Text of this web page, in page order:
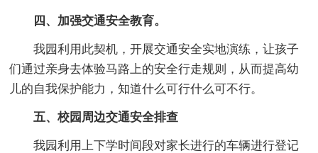
四、加强交通安全教育。
我园利用此契机，开展交通安全实地演练，让孩子
们通过亲身去体验马路上的安全行走规则，从而提高幼
儿的自我保护能力，知道什么可行什么可不行。
五、校园周边交通安全排查
我园利用上下学时间段对家长进行的车辆进行登记